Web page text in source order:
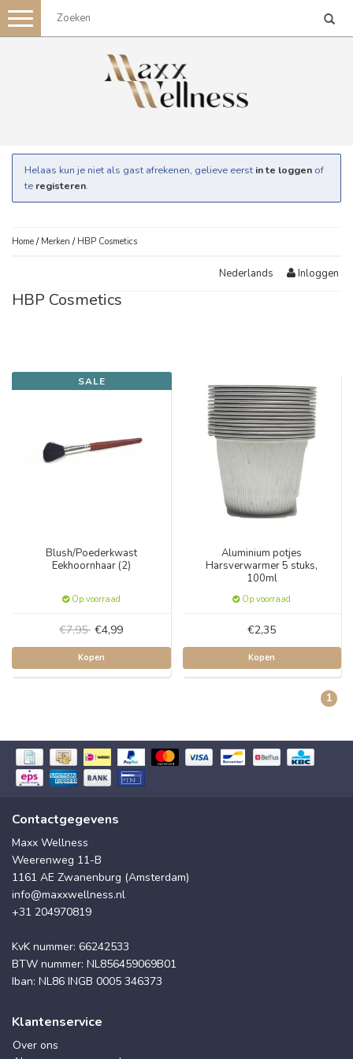
Toggle
navigation
Helaas kun je niet als gast afrekenen, gelieve eerst in te loggen of
te registeren.
Home / Merken / HBP Cosmetics
Nederlands Inloggen
HBP Cosmetics
SALE
Blush/Poederkwast
Eekhoornhaar (2)
Op voorraad
€7,95 €4,99
Kopen
Aluminium potjes
Harsverwarmer 5 stuks,
100ml
Op voorraad
€2,35
Kopen
1
Contactgegevens
Maxx Wellness
Weerenweg 11-B
1161 AE Zwanenburg (Amsterdam)
info@maxxwellness.nl
+31 204970819
KvK nummer: 66242533
BTW nummer: NL856459069B01
Iban: NL86 INGB 0005 346373
Klantenservice
Over ons